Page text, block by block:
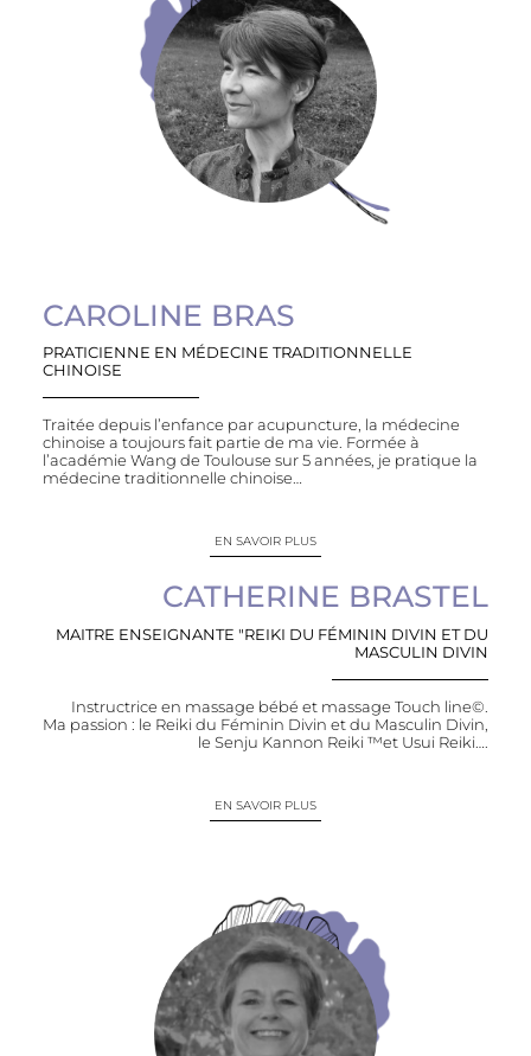
CAROLINE BRAS
PRATICIENNE EN MÉDECINE TRADITIONNELLE
CHINOISE
Traitée depuis l’enfance par acupuncture, la médecine
chinoise a toujours fait partie de ma vie. Formée à
l’académie Wang de Toulouse sur 5 années, je pratique la
médecine traditionnelle chinoise…
EN SAVOIR PLUS
CATHERINE BRASTEL
MAITRE ENSEIGNANTE "REIKI DU FÉMININ DIVIN ET DU
MASCULIN DIVIN
Instructrice en massage bébé et massage Touch line©.
Ma passion : le Reiki du Féminin Divin et du Masculin Divin,
le Senju Kannon Reiki ™et Usui Reiki….
EN SAVOIR PLUS